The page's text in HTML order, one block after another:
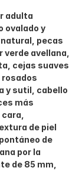
adulta
ovalado y
pecas
avellana,
cejas suaves
rosados
y sutil, cabello
más
de piel
de
por la
de 85 mm,